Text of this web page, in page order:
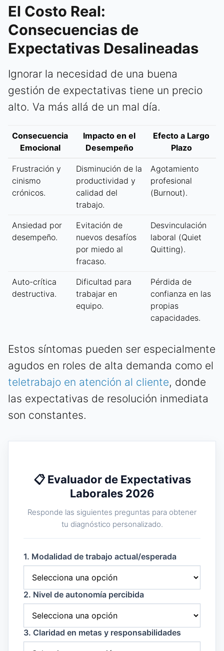
El Costo Real:
Consecuencias de
Expectativas Desalineadas
Ignorar la necesidad de una buena
gestión de expectativas tiene un precio
alto. Va más allá de un mal día.
Consecuencia
Emocional
Impacto en el
Desempeño
Efecto a Largo
Plazo
Frustración y
cinismo
crónicos.
Disminución de la
productividad y
calidad del
trabajo.
Agotamiento
profesional
(Burnout).
Ansiedad por
desempeño.
Evitación de
nuevos desafíos
por miedo al
fracaso.
Desvinculación
laboral (Quiet
Quitting).
Auto-crítica
destructiva.
Dificultad para
trabajar en
equipo.
Pérdida de
confianza en las
propias
capacidades.
Estos síntomas pueden ser especialmente
agudos en roles de alta demanda como el
teletrabajo en atención al cliente, donde
las expectativas de resolución inmediata
son constantes.
📋 Evaluador de Expectativas
Laborales 2026
Responde las siguientes preguntas para obtener
tu diagnóstico personalizado.
1. Modalidad de trabajo actual/esperada
2. Nivel de autonomía percibida
3. Claridad en metas y responsabilidades